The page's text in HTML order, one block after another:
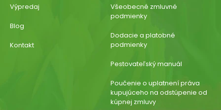
Výpredaj
Blog
Kontakt
Všeobecné zmluvné
podmienky
Dodacie a platobné
podmienky
Pestovateľský manuál
Poučenie o uplatnení práva
kupujúceho na odstúpenie od
kúpnej zmluvy